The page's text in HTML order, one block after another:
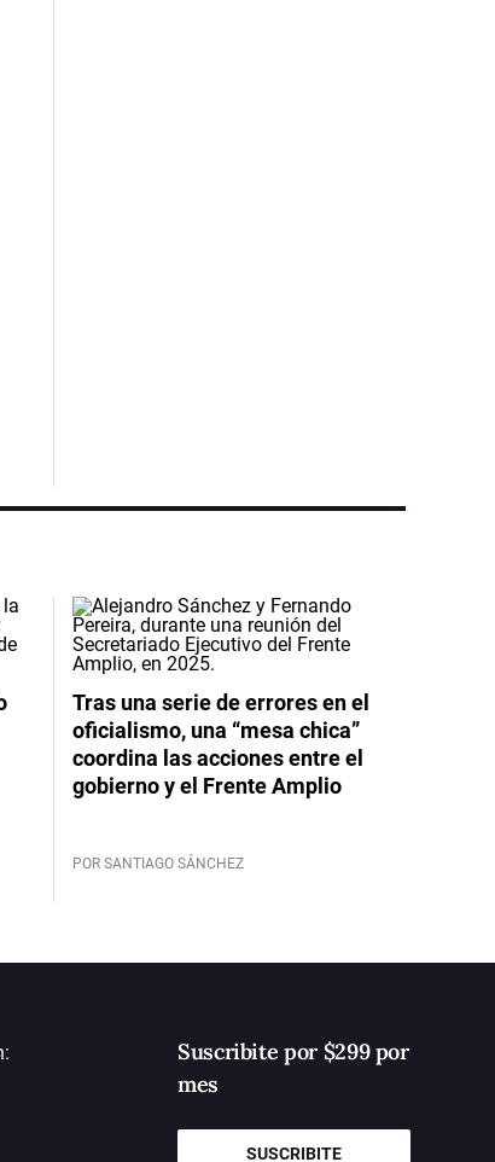
Tras una serie de errores en el
oficialismo, una “mesa chica”
coordina las acciones entre el
gobierno y el Frente Amplio
POR SANTIAGO SÁNCHEZ
Suscribite por $299 por
mes
SUSCRIBITE